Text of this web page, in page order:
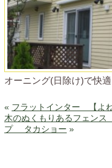
オーニング(日除け)で快適
« フラットインター 【よね
木のぬくもりあるフェン
プ タカショー »